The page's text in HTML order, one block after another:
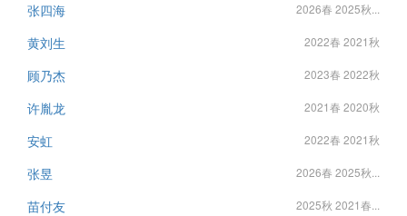
张四海 2026春 2025秋...
黄刘生 2022春 2021秋
顾乃杰 2023春 2022秋
许胤龙 2021春 2020秋
安虹 2022春 2021秋
张昱 2026春 2025秋...
苗付友 2025秋 2021春...